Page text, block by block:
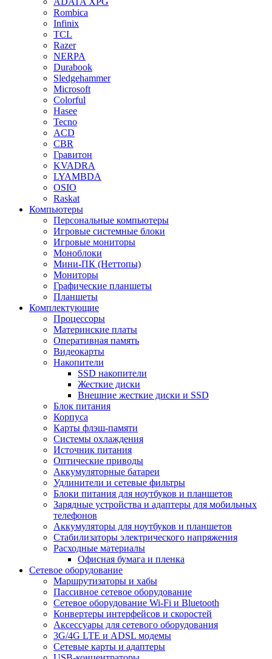
Rombica
Infinix
TCL
Razer
NERPA
Durabook
Sledgehammer
Microsoft
Colorful
Hasee
Tecno
ACD
CBR
Гравитон
KVADRA
LYAMBDA
OSIO
Raskat
Компьютеры
Персональные компьютеры
Игровые системные блоки
Игровые мониторы
Моноблоки
Мини-ПК (Неттопы)
Мониторы
Графические планшеты
Планшеты
Комплектующие
Процессоры
Материнские платы
Оперативная память
Видеокарты
Накопители
SSD накопители
Жесткие диски
Внешние жесткие диски и SSD
Блок питания
Корпуса
Карты флэш-памяти
Системы охлаждения
Источник питания
Оптические приводы
Аккумуляторные батареи
Удлинители и сетевые фильтры
Блоки питания для ноутбуков и планшетов
Зарядные устройства и адаптеры для мобильных
телефонов
Аккумуляторы для ноутбуков и планшетов
Стабилизаторы электрического напряжения
Расходные материалы
Офисная бумага и пленка
Сетевое оборудование
Маршрутизаторы и хабы
Пассивное сетевое оборудование
Сетевое оборудование Wi-Fi и Bluetooth
Конвертеры интерфейсов и скоростей
Аксессуары для сетевого оборудования
3G/4G LTE и ADSL модемы
Сетевые карты и адаптеры